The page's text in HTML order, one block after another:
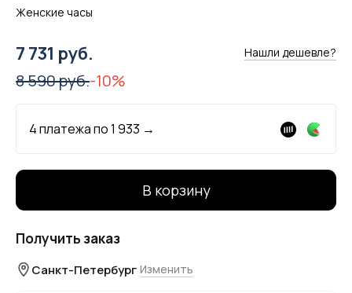
Женские часы
7 731 руб. Нашли дешевле?
8 590 руб.-10%
4 платежа по1 933 →
В корзину
Получить заказ
Санкт-Петербург Изменить